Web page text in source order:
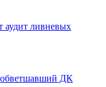
аудит ливневых
обветшавший ДК